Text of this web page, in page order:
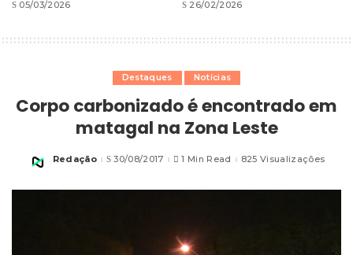
05/03/2026 26/02/2026
Destaques Notícias
Corpo carbonizado é encontrado em
matagal na Zona Leste
Posted
Redação 30/08/2017 1 Min Read 825 Visualizações